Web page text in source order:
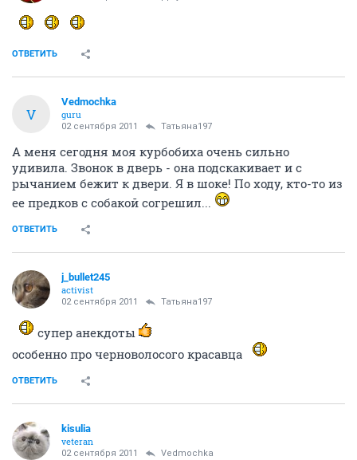
ОТВЕТИТЬ
V
Vedmochka
guru
02 сентября 2011 Татьяна197
А меня сегодня моя курбобиха очень сильно
удивила. Звонок в дверь - она подскакивает и с
рычанием бежит к двери. Я в шоке! По ходу, кто-то из
ее предков с собакой согрешил...
ОТВЕТИТЬ
j_bullet245
activist
02 сентября 2011 Татьяна197
супер анекдоты
особенно про черноволосого красавца
ОТВЕТИТЬ
kisulia
veteran
02 сентября 2011 Vedmochka